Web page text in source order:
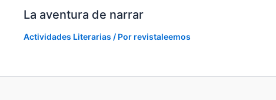
La aventura de narrar
Actividades Literarias / Por revistaleemos